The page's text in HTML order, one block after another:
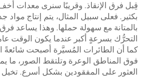
قِبل فرق الإنقاذ. وقريبًا سنرى معدات أخف
بكثير. فعلى سبيل المثال، يتم إنتاج مواد
بالمتانة مع سهولة حملها. وهذا يساعد فرق
التحرُّك بسرعةٍ أكبر عندما يكون الوقت
كما أن الطائرات المُسيَّرة أصبحت شائعةً
فوق المناطق الوعرة وتلتقط الصور، ما
العثور على المفقودين بشكل أسرع.